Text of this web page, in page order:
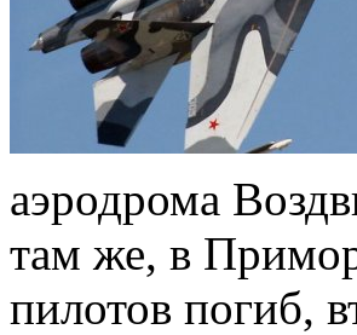
аэродрома
там же, в
пилотов погиб,